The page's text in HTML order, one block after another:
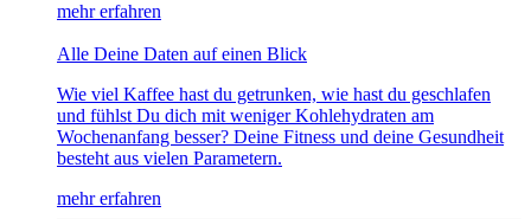
mehr erfahren
Alle Deine Daten auf einen Blick
Wie viel Kaffee hast du getrunken, wie hast du geschlafen
und fühlst Du dich mit weniger Kohlehydraten am
Wochenanfang besser? Deine Fitness und deine Gesundheit
besteht aus vielen Parametern.
mehr erfahren